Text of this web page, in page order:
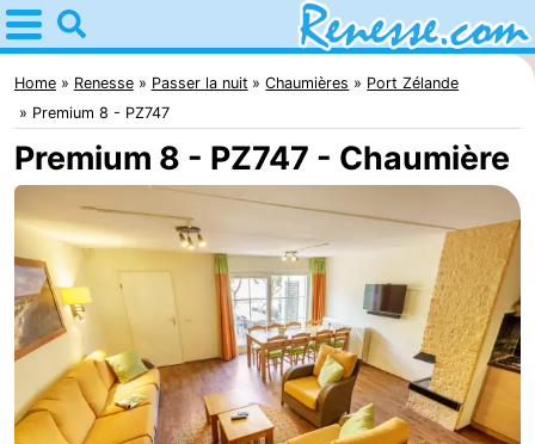
Home
Renesse
Astuces
Avec
enfants
Passer
la
nuit
Appartements
-
Port
-
Home Renesse Passer la nuit Chaumières
Port Zélande
Premium 8 - PZ747
Premium 8 - PZ747 - Chaumière